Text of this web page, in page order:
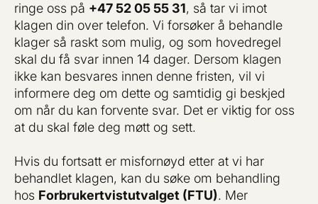
ringe oss på +47 52 05 55 31, så tar vi imot
klagen din over telefon. Vi forsøker å behandle
klager så raskt som mulig, og som hovedregel
skal du få svar innen 14 dager. Dersom klagen
ikke kan besvares innen denne fristen, vil vi
informere deg om dette og samtidig gi beskjed
om når du kan forvente svar. Det er viktig for oss
at du skal føle deg møtt og sett.
Hvis du fortsatt er misfornøyd etter at vi har
behandlet klagen, kan du søke om behandling
hos Forbrukertvistutvalget (FTU). Mer